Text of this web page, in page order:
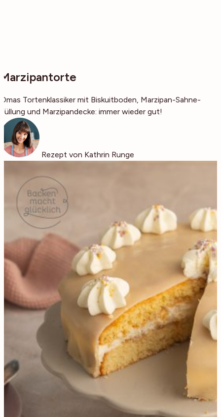
Marzipantorte
Omas Tortenklassiker mit Biskuitboden, Marzipan-Sahne-
Füllung und Marzipandecke: immer wieder gut!
Rezept von Kathrin Runge